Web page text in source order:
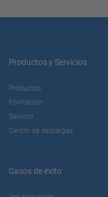
Productos y Servicios
Productos
Formación
Servicio
Centro de descargas
Casos de éxito